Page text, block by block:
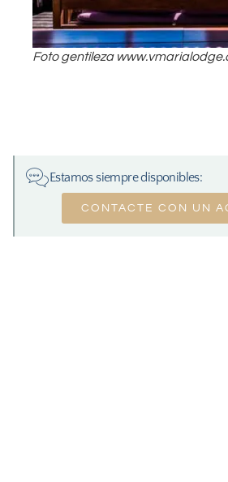
Foto gentileza
Estamos siempre disponibles:
CONTACTE CON UN